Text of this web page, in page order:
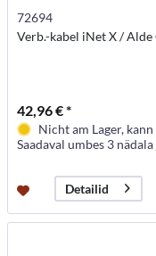
72694
Verb.-kabel iNet X /
42,96 € *
Nicht am Lager,
Saadaval umbes 3
Detailid